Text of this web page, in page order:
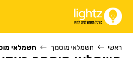
ראשי חשמלאי מוסמך חשמלאי